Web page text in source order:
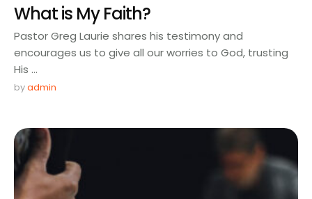
What is My Faith?
Pastor Greg Laurie shares his testimony and
encourages us to give all our worries to God, trusting
His …
by admin